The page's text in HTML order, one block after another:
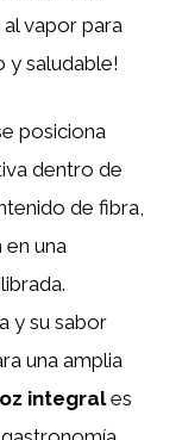
vapor para
y saludable!
posiciona
dentro de
de fibra,
una
y su sabor
una amplia
integrales